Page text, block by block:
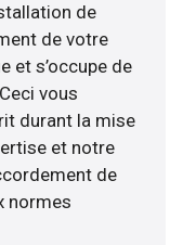
de
de votre
et s’occupe de
vous
durant la mise
et notre
de
normes